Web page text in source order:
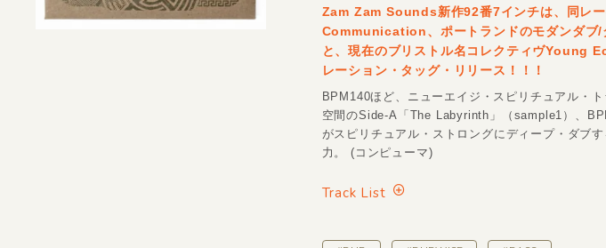
Zam Zam Sounds新作92番7インチは、同レ
Communication、ポートランドのモダンダ
と、現在のブリストル名コレクティヴYoung
レーション・タッグ・リリース！！！
BPM140ほど、ニューエイジ・スピリチュアル・
空間のSide-A「The Labyrinth」（sample1）、
がスピリチュアル・ストロングにディープ・ダブ
力。 (コンピューマ)
Track List